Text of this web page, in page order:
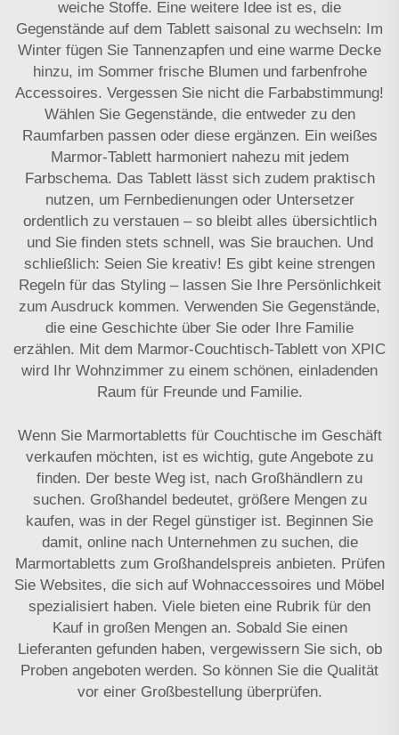
weiche Stoffe. Eine weitere Idee ist es, die
Gegenstände auf dem Tablett saisonal zu wechseln: Im
Winter fügen Sie Tannenzapfen und eine warme Decke
hinzu, im Sommer frische Blumen und farbenfrohe
Accessoires. Vergessen Sie nicht die Farbabstimmung!
Wählen Sie Gegenstände, die entweder zu den
Raumfarben passen oder diese ergänzen. Ein weißes
Marmor-Tablett harmoniert nahezu mit jedem
Farbschema. Das Tablett lässt sich zudem praktisch
nutzen, um Fernbedienungen oder Untersetzer
ordentlich zu verstauen – so bleibt alles übersichtlich
und Sie finden stets schnell, was Sie brauchen. Und
schließlich: Seien Sie kreativ! Es gibt keine strengen
Regeln für das Styling – lassen Sie Ihre Persönlichkeit
zum Ausdruck kommen. Verwenden Sie Gegenstände,
die eine Geschichte über Sie oder Ihre Familie
erzählen. Mit dem Marmor-Couchtisch-Tablett von XPIC
wird Ihr Wohnzimmer zu einem schönen, einladenden
Raum für Freunde und Familie.
Wenn Sie Marmortabletts für Couchtische im Geschäft
verkaufen möchten, ist es wichtig, gute Angebote zu
finden. Der beste Weg ist, nach Großhändlern zu
suchen. Großhandel bedeutet, größere Mengen zu
kaufen, was in der Regel günstiger ist. Beginnen Sie
damit, online nach Unternehmen zu suchen, die
Marmortabletts zum Großhandelspreis anbieten. Prüfen
Sie Websites, die sich auf Wohnaccessoires und Möbel
spezialisiert haben. Viele bieten eine Rubrik für den
Kauf in großen Mengen an. Sobald Sie einen
Lieferanten gefunden haben, vergewissern Sie sich, ob
Proben angeboten werden. So können Sie die Qualität
vor einer Großbestellung überprüfen.